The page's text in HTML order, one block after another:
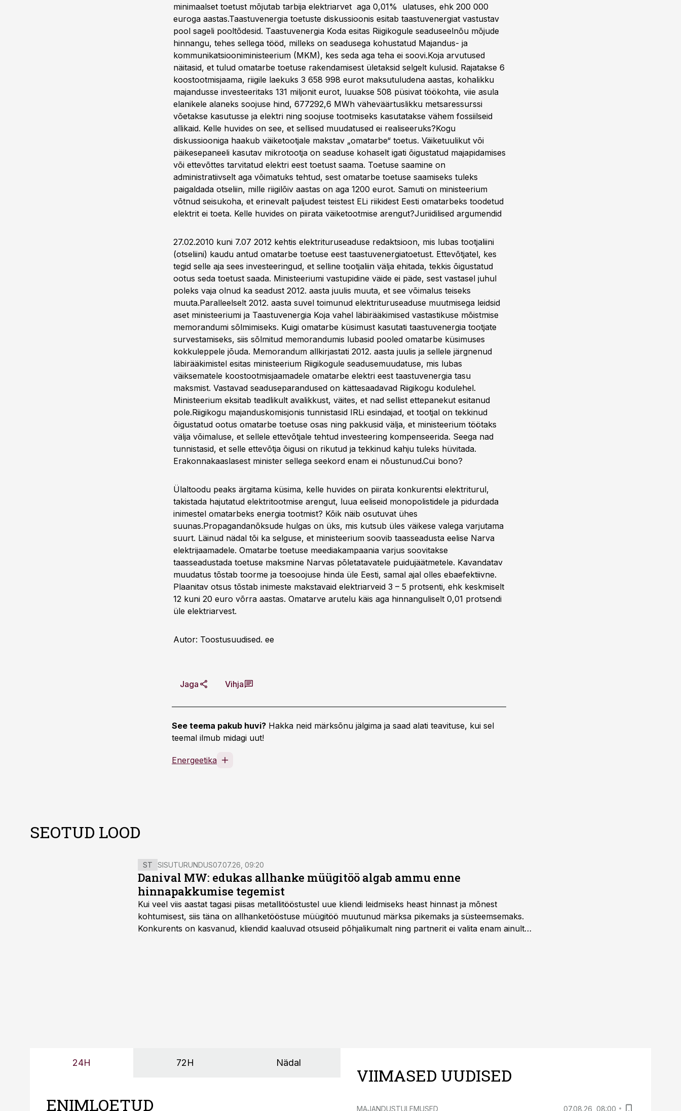
minimaalset toetust mõjutab tarbija elektriarvet aga 0,01% ulatuses, ehk 200 000
euroga aastas.Taastuvenergia toetuste diskussioonis esitab taastuvenergiat vastustav
pool sageli pooltõdesid. Taastuvenergia Koda esitas Riigikogule seaduseelnõu mõjude
hinnangu, tehes sellega tööd, milleks on seadusega kohustatud Majandus- ja
kommunikatsiooniministeerium (MKM), kes seda aga teha ei soovi.Koja arvutused
näitasid, et tulud omatarbe toetuse rakendamisest ületaksid selgelt kulusid. Rajatakse 6
koostootmisjaama, riigile laekuks 3 658 998 eurot maksutuludena aastas, kohalikku
majandusse investeeritaks 131 miljonit eurot, luuakse 508 püsivat töökohta, viie asula
elanikele alaneks soojuse hind, 677292,6 MWh väheväärtuslikku metsaressurssi
võetakse kasutusse ja elektri ning soojuse tootmiseks kasutatakse vähem fossiilseid
allikaid. Kelle huvides on see, et sellised muudatused ei realiseeruks?Kogu
diskussiooniga haakub väiketootjale makstav „omatarbe“ toetus. Väiketuulikut või
päikesepaneeli kasutav mikrotootja on seaduse kohaselt igati õigustatud majapidamises
või ettevõttes tarvitatud elektri eest toetust saama. Toetuse saamine on
administratiivselt aga võimatuks tehtud, sest omatarbe toetuse saamiseks tuleks
paigaldada otseliin, mille riigilõiv aastas on aga 1200 eurot. Samuti on ministeerium
võtnud seisukoha, et erinevalt paljudest teistest ELi riikidest Eesti omatarbeks toodetud
elektrit ei toeta. Kelle huvides on piirata väiketootmise arengut?Juriidilised argumendid
27.02.2010 kuni 7.07 2012 kehtis elektrituruseaduse redaktsioon, mis lubas tootjaliini
(otseliini) kaudu antud omatarbe toetuse eest taastuvenergiatoetust. Ettevõtjatel, kes
tegid selle aja sees investeeringud, et selline tootjaliin välja ehitada, tekkis õigustatud
ootus seda toetust saada. Ministeeriumi vastupidine väide ei päde, sest vastasel juhul
poleks vaja olnud ka seadust 2012. aasta juulis muuta, et see võimalus teiseks
muuta.Paralleelselt 2012. aasta suvel toimunud elektrituruseaduse muutmisega leidsid
aset ministeeriumi ja Taastuvenergia Koja vahel läbirääkimised vastastikuse mõistmise
memorandumi sõlmimiseks. Kuigi omatarbe küsimust kasutati taastuvenergia tootjate
survestamiseks, siis sõlmitud memorandumis lubasid pooled omatarbe küsimuses
kokkuleppele jõuda. Memorandum allkirjastati 2012. aasta juulis ja sellele järgnenud
läbirääkimistel esitas ministeerium Riigikogule seadusemuudatuse, mis lubas
väiksematele koostootmisjaamadele omatarbe elektri eest taastuvenergia tasu
maksmist. Vastavad seaduseparandused on kättesaadavad Riigikogu kodulehel.
Ministeerium eksitab teadlikult avalikkust, väites, et nad sellist ettepanekut esitanud
pole.Riigikogu majanduskomisjonis tunnistasid IRLi esindajad, et tootjal on tekkinud
õigustatud ootus omatarbe toetuse osas ning pakkusid välja, et ministeerium töötaks
välja võimaluse, et sellele ettevõtjale tehtud investeering kompenseerida. Seega nad
tunnistasid, et selle ettevõtja õigusi on rikutud ja tekkinud kahju tuleks hüvitada.
Erakonnakaaslasest minister sellega seekord enam ei nõustunud.Cui bono?
Ülaltoodu peaks ärgitama küsima, kelle huvides on piirata konkurentsi elektriturul,
takistada hajutatud elektritootmise arengut, luua eeliseid monopolistidele ja pidurdada
inimestel omatarbeks energia tootmist? Kõik näib osutuvat ühes
suunas.Propagandanõksude hulgas on üks, mis kutsub üles väikese valega varjutama
suurt. Läinud nädal tõi ka selguse, et ministeerium soovib taasseadusta eelise Narva
elektrijaamadele. Omatarbe toetuse meediakampaania varjus soovitakse
taasseadustada toetuse maksmine Narvas põletatavatele puidujäätmetele. Kavandatav
muudatus tõstab toorme ja toesoojuse hinda üle Eesti, samal ajal olles ebaefektiivne.
Plaanitav otsus tõstab inimeste makstavaid elektriarveid 3 – 5 protsenti, ehk keskmiselt
12 kuni 20 euro võrra aastas. Omatarve arutelu käis aga hinnanguliselt 0,01 protsendi
üle elektriarvest.
Autor: Toostusuudised. ee
Jaga Vihja
See teema pakub huvi? Hakka neid märksõnu jälgima ja saad alati teavituse, kui sel
teemal ilmub midagi uut!
Energeetika
SEOTUD LOOD
ST SISUTURUNDUS07.07.26, 09:20
Danival MW: edukas allhanke müügitöö algab ammu enne
hinnapakkumise tegemist
Kui veel viis aastat tagasi piisas metallitööstustel uue kliendi leidmiseks heast hinnast ja mõnest
kohtumisest, siis täna on allhanketööstuse müügitöö muutunud märksa pikemaks ja süsteemsemaks.
Konkurents on kasvanud, kliendid kaaluvad otsuseid põhjalikumalt ning partnerit ei valita enam ainult
24H 72H Nädal
ENIMLOETUD
VIIMASED UUDISED
MAJANDUSTULEMUSED 07.08.26, 08:00